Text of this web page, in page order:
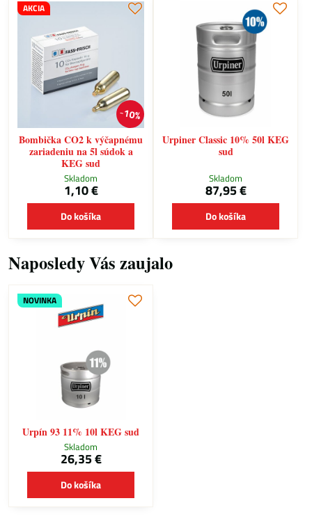
10%
AKCIA
Bombička CO2 k výčapnému
zariadeniu na 5l súdok a
KEG sud
Skladom
1,10 €
Do košíka
Urpiner Classic 10% 50l KEG
sud
Skladom
87,95 €
Do košíka
Naposledy Vás zaujalo
NOVINKA
Urpín 93 11% 10l KEG sud
Skladom
26,35 €
Do košíka